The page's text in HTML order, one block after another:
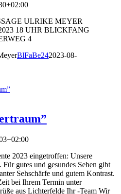
ULRIKE MEYER
18 UHR BLICKFANG
4
BlFaBe242023-08-
2023 eingetroffen: Unsere
gutes und gesundes Sehen gibt
Sehschärfe und gutem Kontrast.
bei Ihrem Termin unter
aus Lichterfelde Ihr -Team Wir